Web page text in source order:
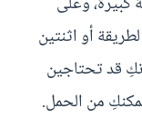
أو اثنتين
قد تحتاجين
من الحمل.